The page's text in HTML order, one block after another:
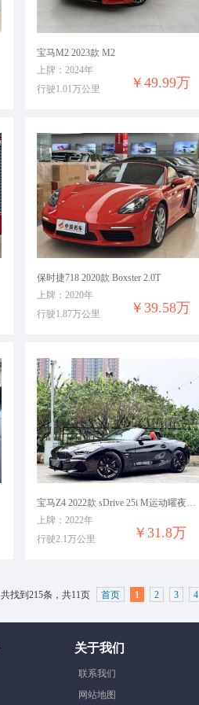
宝马M2 2023款 M2
￥49.99万
上牌：2024年
行驶1.01万公里
保时捷718 2020款 Boxster 2.0T
￥39.58万
上牌：2020年
行驶1.87万公里
宝马Z4 2022款 sDrive 25i M运动曜夜套装
￥31.8万
上牌：2022年
行驶2.1万公里
共找到215条，共11页 首页 1 2 3 4
关于我们
联系我们
网站地图